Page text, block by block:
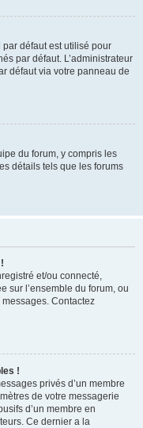
défaut est utilisé pour
par défaut. L’administrateur
défaut via votre panneau de
du forum, y compris les
détails tels que les forums
et/ou connecté,
sur l’ensemble du forum, ou
messages. Contactez
!
privés d’un membre
de votre messagerie
d’un membre en
Ce dernier a la